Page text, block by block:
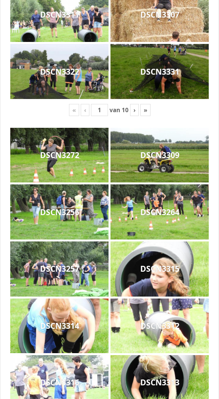
DSCN3311 DSCN3307
DSCN3322 DSCN3331
« ‹ van 10 › »
DSCN3272 DSCN3309
DSCN3256 DSCN3264
DSCN3257 DSCN3315
DSCN3314 DSCN3312
DSCN3316 DSCN3313